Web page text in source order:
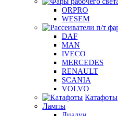
ORPRO
WESEM
DAF
MAN
IVECO
MERCEDES
RENAULT
SCANIA
VOLVO
Катафоты
Лампы